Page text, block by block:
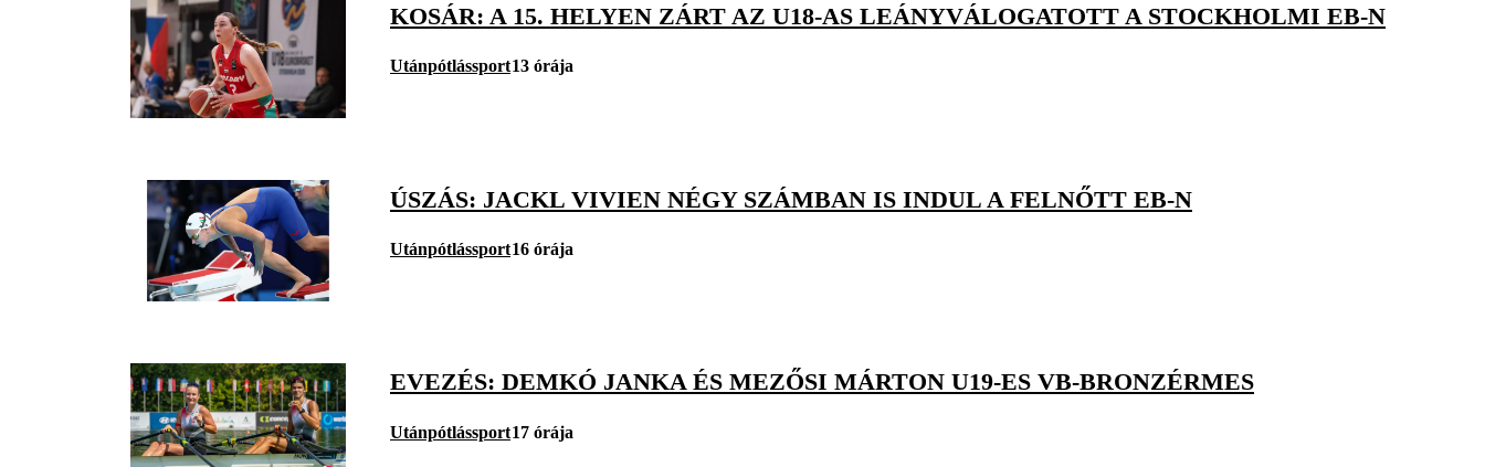
KOSÁR: A 15. HELYEN ZÁRT AZ U18-AS LEÁNYVÁLOGATOTT A STOCKHOLMI EB-N
Utánpótlássport13 órája
ÚSZÁS: JACKL VIVIEN NÉGY SZÁMBAN IS INDUL A FELNŐTT EB-N
Utánpótlássport16 órája
EVEZÉS: DEMKÓ JANKA ÉS MEZŐSI MÁRTON U19-ES VB-BRONZÉRMES
Utánpótlássport17 órája